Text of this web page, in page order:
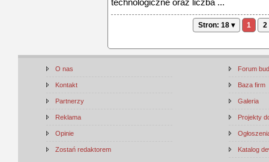
technologiczne oraz liczba ...
Stron: 18 ▾ 1 2
O nas
Kontakt
Partnerzy
Reklama
Opinie
Zostań redaktorem
Forum
Baza firm
Galeria
Projekty
Katalog